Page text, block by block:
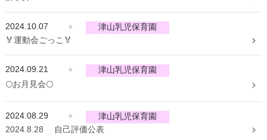
2024.10.07 ●
津山乳児保育園
🏅運動会ごっこ🏅
2024.09.21 ●
津山乳児保育園
🌕お月見会🌕
2024.08.29 ●
津山乳児保育園
2024.8.28 自己評価公表